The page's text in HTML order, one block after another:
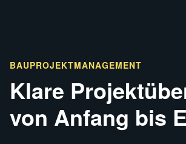
BAUPROJEKTMANAGEMENT
Klare
von Anfang bis